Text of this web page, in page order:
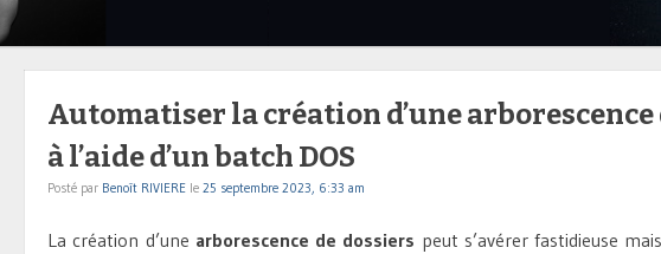
Automatiser la création d’une arborescence
à l’aide d’un batch DOS
Posté par Benoît RIVIERE le 25 septembre 2023, 6:33 am
La création d’une arborescence de dossiers peut s’avérer fastidieuse